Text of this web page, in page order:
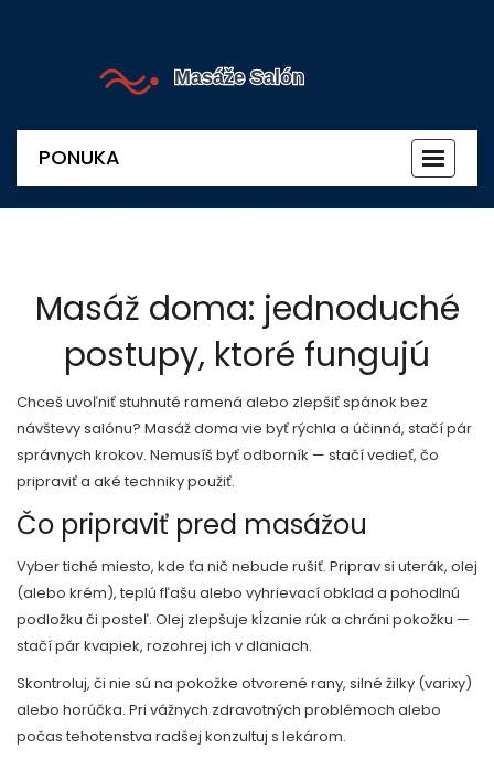
PONUKA
Masáž doma: jednoduché
postupy, ktoré fungujú
Chceš uvoľniť stuhnuté ramená alebo zlepšiť spánok bez
návštevy salónu? Masáž doma vie byť rýchla a účinná, stačí pár
správnych krokov. Nemusíš byť odborník — stačí vedieť, čo
pripraviť a aké techniky použiť.
Čo pripraviť pred masážou
Vyber tiché miesto, kde ťa nič nebude rušiť. Priprav si uterák, olej
(alebo krém), teplú fľašu alebo vyhrievací obklad a pohodlnú
podložku či posteľ. Olej zlepšuje kĺzanie rúk a chráni pokožku —
stačí pár kvapiek, rozohrej ich v dlaniach.
Skontroluj, či nie sú na pokožke otvorené rany, silné žilky (varixy)
alebo horúčka. Pri vážnych zdravotných problémoch alebo
počas tehotenstva radšej konzultuj s lekárom.